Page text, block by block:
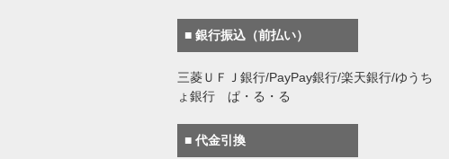
■ 銀行振込（前払い）
三菱ＵＦＪ銀行/PayPay銀行/楽天銀行/ゆうち
ょ銀行 ぱ・る・る
■ 代金引換